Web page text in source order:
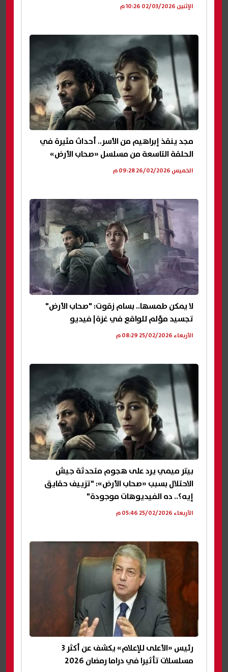
الإثنين 02/03/2026 10:26 م
مجد ينقذ إبراهيم من الأسر.. أحداث مثيرة في
الحلقة التاسعة من مسلسل «صحاب الأرض»
الخميس 26/02/2026 09:28 م
لا يمكن طمسها.. بسام زقوت: "صحاب الأرض"
تجسيد مؤلم للواقع في غزة| فيديو
الأربعاء 25/02/2026 08:29 م
بيتر ميمي يرد على هجوم متحدثة جيش
الاحتلال بسبب «صحاب الأرض»: "تزييف حقايق
إيه؟.. ده الفيديوهات موجودة"
الأربعاء 25/02/2026 05:46 م
رئيس «الأعلى للإعلام» يكشف عن أكثر 3
مسلسلات تأثيرا في دراما رمضان 2026